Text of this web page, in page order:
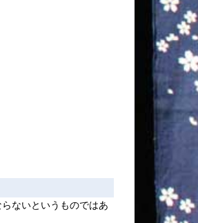
ないというものではあ